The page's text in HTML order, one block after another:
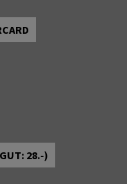
28.-)